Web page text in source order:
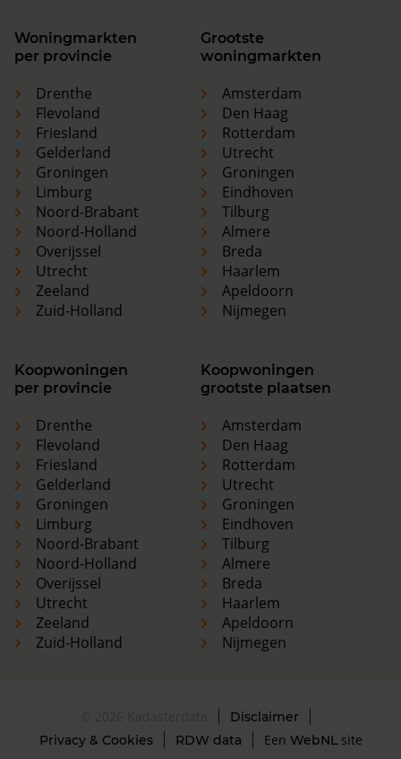
Woningmarkten
per provincie
Drenthe
Flevoland
Friesland
Gelderland
Groningen
Limburg
Noord-Brabant
Noord-Holland
Overijssel
Utrecht
Zeeland
Zuid-Holland
Grootste
woningmarkten
Amsterdam
Den Haag
Rotterdam
Utrecht
Groningen
Eindhoven
Tilburg
Almere
Breda
Haarlem
Apeldoorn
Nijmegen
Koopwoningen
per provincie
Drenthe
Flevoland
Friesland
Gelderland
Groningen
Limburg
Noord-Brabant
Noord-Holland
Overijssel
Utrecht
Zeeland
Zuid-Holland
Koopwoningen
grootste plaatsen
Amsterdam
Den Haag
Rotterdam
Utrecht
Groningen
Eindhoven
Tilburg
Almere
Breda
Haarlem
Apeldoorn
Nijmegen
Disclaimer
Privacy & Cookies
RDW data Een WebNLsite